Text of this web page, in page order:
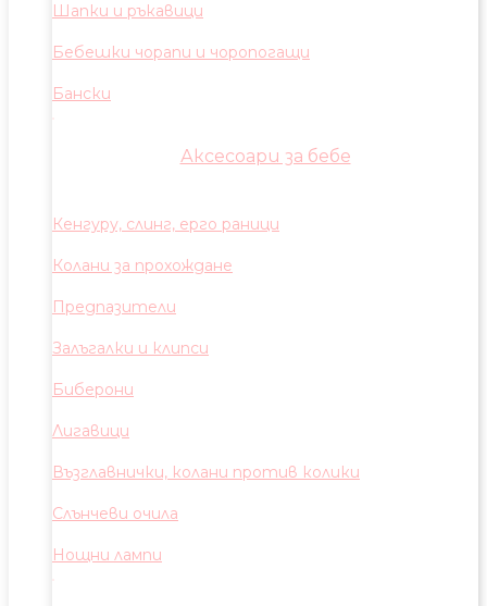
Шапки и ръкавици
Бебешки чорапи и чоропогащи
Бански
Аксесоари за бебе
Кенгуру, слинг, ерго раници
Колани за прохождане
Предпазители
Залъгалки и клипси
Биберони
Лигавици
Възглавнички, колани против колики
Слънчеви очила
Нощни лампи